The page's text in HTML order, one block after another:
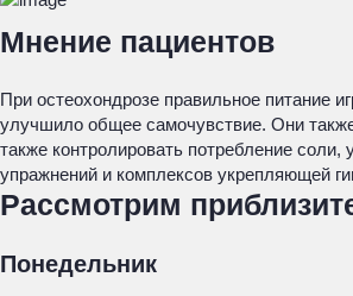
Мнение пациентов
При остеохондрозе правильное питание
улучшило общее самочувствие. Они
также контролировать потребление
упражнений и комплексов укрепляющей
Рассмотрим
Понедельник